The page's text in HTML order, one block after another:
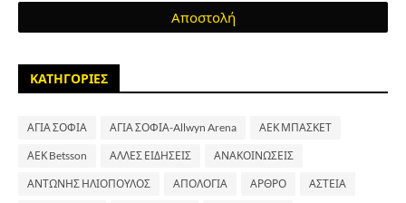
ΚΑΤΗΓΟΡΙΕΣ
ΑΓΙΑ ΣΟΦΙΑ ΑΓΙΑ ΣΟΦΙΑ-Allwyn Arena ΑΕΚ ΜΠΑΣΚΕΤ
ΑΕΚ Betsson ΑΛΛΕΣ ΕΙΔΗΣΕΙΣ ΑΝΑΚΟΙΝΩΣΕΙΣ
ΑΝΤΩΝΗΣ ΗΛΙΟΠΟΥΛΟΣ ΑΠΟΛΟΓΙΑ ΑΡΘΡΟ ΑΣΤΕΙΑ